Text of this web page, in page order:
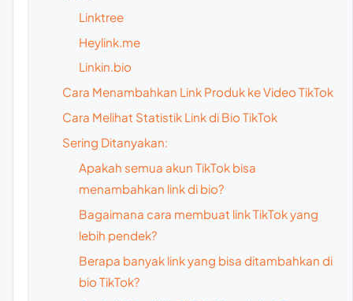
Linktree
Heylink.me
Linkin.bio
Cara Menambahkan Link Produk ke Video TikTok
Cara Melihat Statistik Link di Bio TikTok
Sering Ditanyakan:
Apakah semua akun TikTok bisa
menambahkan link di bio?
Bagaimana cara membuat link TikTok yang
lebih pendek?
Berapa banyak link yang bisa ditambahkan di
bio TikTok?